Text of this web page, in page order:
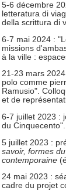
5-6 décembre
letteratura di
della scrittura di
6-7 mai 2024 :
missions
à la ville :
21-23 mars
polo comme
Ramusio".
et de
6-7 juillet 2023 :
du
5 juillet 2023 :
savoir, formes
contemporaine
24 mai 2023 :
cadre du projet